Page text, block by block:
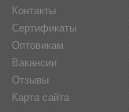
Контакты
Сертификаты
Оптовикам
Вакансии
Отзывы
Карта сайта